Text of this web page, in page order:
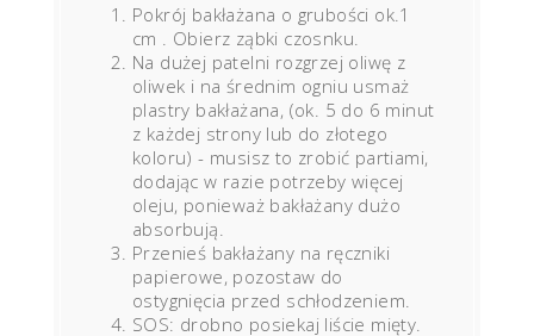
Pokrój bakłażana o grubości ok.1
cm . Obierz ząbki czosnku.
Na dużej patelni rozgrzej oliwę z
oliwek i na średnim ogniu usmaż
plastry bakłażana, (ok. 5 do 6 minut
z każdej strony lub do złotego
koloru) - musisz to zrobić partiami,
dodając w razie potrzeby więcej
oleju, ponieważ bakłażany dużo
absorbują.
Przenieś bakłażany na ręczniki
papierowe, pozostaw do
ostygnięcia przed schłodzeniem.
SOS: drobno posiekaj liście mięty.